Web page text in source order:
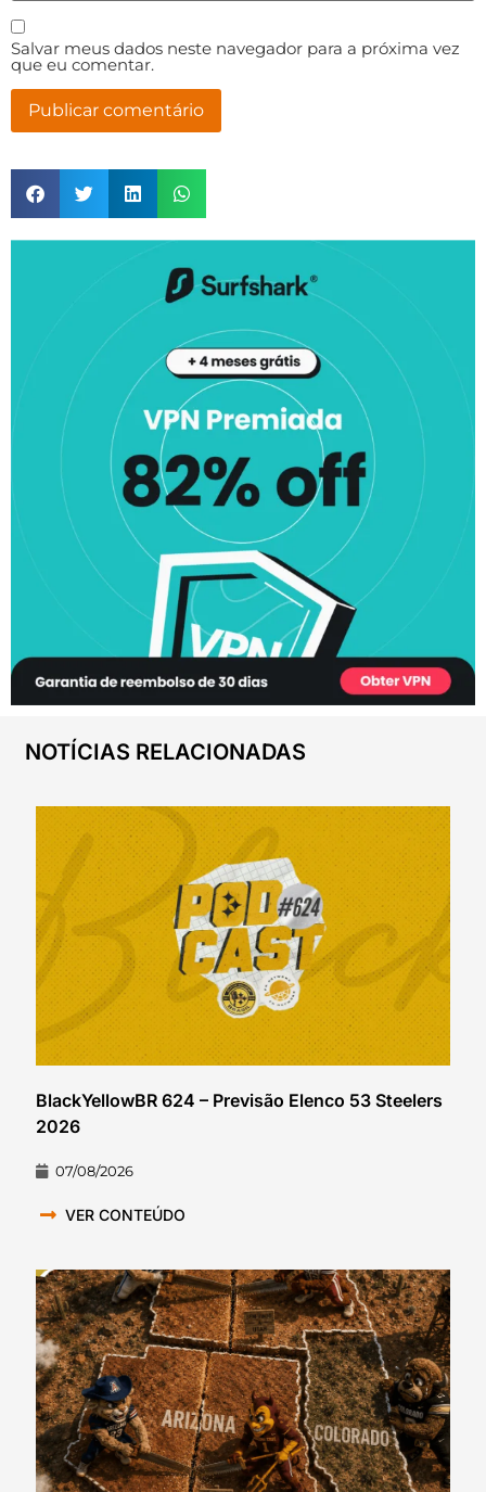
Salvar meus dados neste navegador para a próxima vez
que eu comentar.
NOTÍCIAS RELACIONADAS
BlackYellowBR 624 – Previsão Elenco 53 Steelers
2026
07/08/2026
VER CONTEÚDO